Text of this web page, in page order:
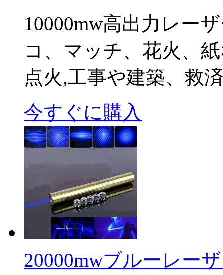
10000mw高出力レー
コ、マッチ、花火、
点火,工事や建築、救
今すぐに購入
20000mwブルーレー